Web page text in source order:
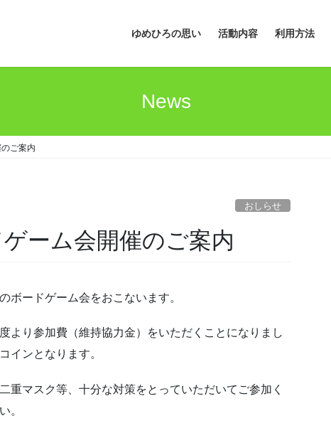
ゆめひろの思い 活動内容 利用方法
News
ご案内
おしらせ
ーム会開催のご案内
ボードゲーム会をおこないます。
より参加費（維持協力金）をいただくことになりまし
インとなります。
重マスク等、十分な対策をとっていただいてご参加く
。